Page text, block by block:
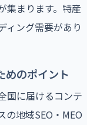
集まります。特産
ィング需要があり
めのポイント
国に届けるコンテ
の地域SEO・MEO